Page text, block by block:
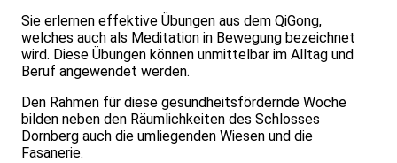
Sie erlernen effektive Übungen aus dem QiGong,
welches auch als Meditation in Bewegung bezeichnet
wird. Diese Übungen können unmittelbar im Alltag und
Beruf angewendet werden.
Den Rahmen für diese gesundheitsfördernde Woche
bilden neben den Räumlichkeiten des Schlosses
Dornberg auch die umliegenden Wiesen und die
Fasanerie.